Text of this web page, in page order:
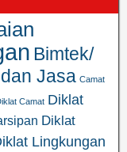
Bimtek/
Jasa Camat
Camat Diklat
Diklat
Lingkungan